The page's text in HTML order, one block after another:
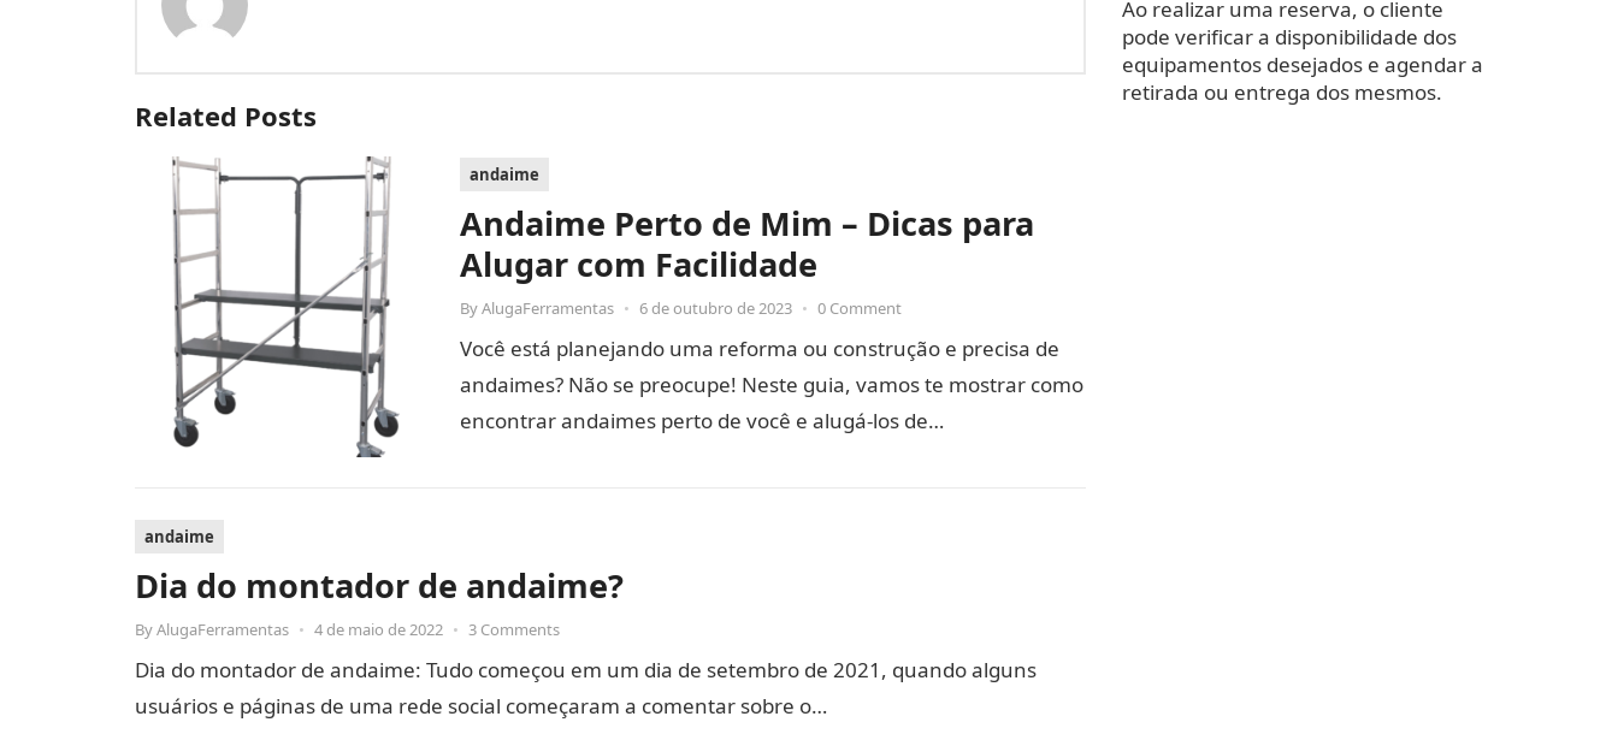
Related Posts
andaime
Andaime Perto de Mim – Dicas para
Alugar com Facilidade
ByAlugaFerramentas • 6 de outubro de 2023 • 0 Comment
Você está planejando uma reforma ou construção e precisa de
andaimes? Não se preocupe! Neste guia, vamos te mostrar como
encontrar andaimes perto de você e alugá-los de…
andaime
Dia do montador de andaime?
ByAlugaFerramentas • 4 de maio de 2022 • 3 Comments
Dia do montador de andaime: Tudo começou em um dia de setembro de 2021, quando alguns
usuários e páginas de uma rede social começaram a comentar sobre o…
Ao realizar uma reserva, o cliente
pode verificar a disponibilidade dos
equipamentos desejados e agendar a
retirada ou entrega dos mesmos.